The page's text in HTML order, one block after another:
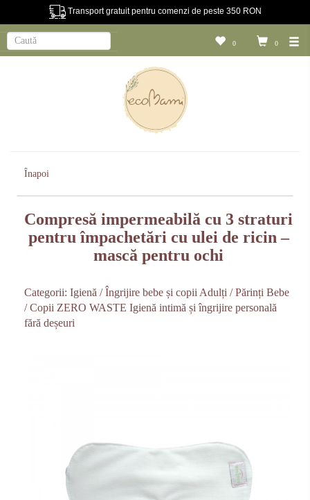
Transport gratuit pentru comenzi de peste 350 RON
0
0
Înapoi
Compresă impermeabilă cu 3 straturi
pentru împachetări cu ulei de ricin –
mască pentru ochi
Categorii: Igienă / Îngrijire bebe și copii Adulți / Părinți Bebe
/ Copii ZERO WASTE Igienă intimă și îngrijire personală
fără deșeuri